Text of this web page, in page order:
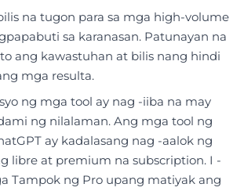
na tugon para sa mga high-volume
sa karanasan. Patunayan na
ang kawastuhan at bilis nang hindi
mga resulta.
ng mga tool ay nag -iiba na may
ng nilalaman. Ang mga tool ng
ay kadalasang nag -aalok ng
libre at premium na subscription. I -
Tampok ng Pro upang matiyak ang